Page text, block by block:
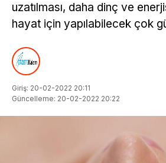
uzatılması, daha dinç ve
hayat için yapılabilecek çok
Giriş: 20-02-2022 20:11
Güncelleme: 20-02-2022 20:22